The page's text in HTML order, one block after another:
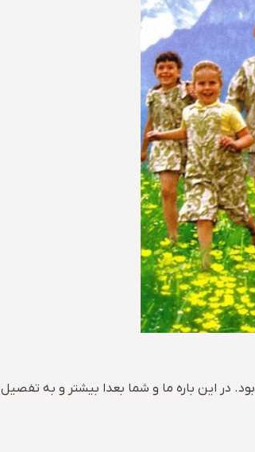
بود. در این باره ما و شما بعدا بیشتر و به